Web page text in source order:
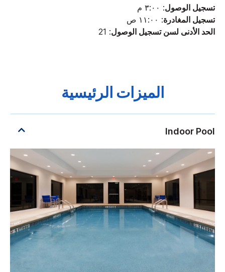
تسجيل الوصول: ٣:٠٠ م
تسجيل المغادرة: ١١:٠٠ ص
الحد الأدنى لسن تسجيل الوصول: 21
الميزات الرئيسية